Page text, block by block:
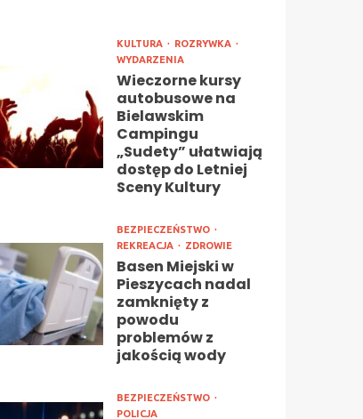
KULTURA
ROZRYWKA
WYDARZENIA
Wieczorne kursy
autobusowe na
Bielawskim
Campingu
„Sudety” ułatwiają
dostęp do Letniej
Sceny Kultury
BEZPIECZEŃSTWO
REKREACJA
ZDROWIE
Basen Miejski w
Pieszycach nadal
zamknięty z
powodu
problemów z
jakością wody
BEZPIECZEŃSTWO
POLICJA